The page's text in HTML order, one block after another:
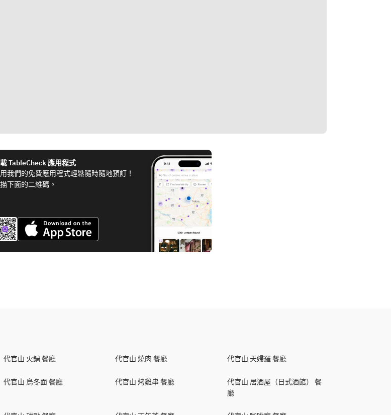
TableCheck 應用程式
我們的免費應用程式輕鬆隨時隨地預訂！
下面的二維碼。
代官山 火鍋 餐廳 代官山 燒肉 餐廳 代官山 天婦羅 餐廳
代官山 烏冬面 餐廳 代官山 烤雞串 餐廳
代官山 居酒屋（日式酒館） 餐
廳